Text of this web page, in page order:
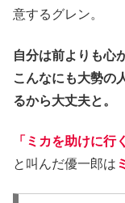
意するグレン。
自分は前よりも心
こんなにも大勢の
るから大丈夫と。
「ミカを助けに行
と叫んだ優一郎は